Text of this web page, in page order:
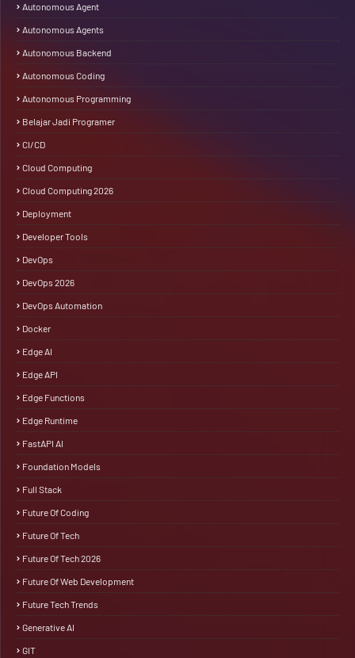
Autonomous Agent
Autonomous Agents
Autonomous Backend
Autonomous Coding
Autonomous Programming
Belajar Jadi Programer
CI/CD
Cloud Computing
Cloud Computing 2026
Deployment
Developer Tools
DevOps
DevOps 2026
DevOps Automation
Docker
Edge AI
Edge API
Edge Functions
Edge Runtime
FastAPI AI
Foundation Models
Full Stack
Future Of Coding
Future Of Tech
Future Of Tech 2026
Future Of Web Development
Future Tech Trends
Generative AI
GIT